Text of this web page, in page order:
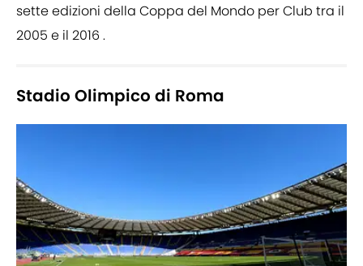
sette edizioni della Coppa del Mondo per Club tra il
2005 e il 2016 .
Stadio Olimpico di Roma